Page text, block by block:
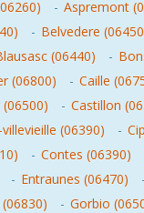
- Aspremont
- Belvedere
(06440) -
(06800) - Caille
- Castillon
(06390) -
- Contes (06390)
- Entraunes (06470) -
- Gorbio